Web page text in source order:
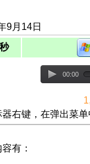
9月14日
00:00
右键，在弹出菜
有：